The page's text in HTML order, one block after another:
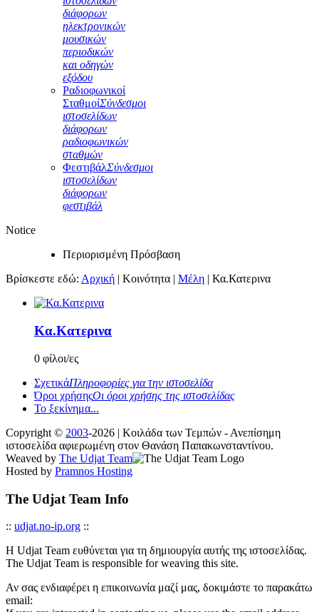
διάφορων
ηλεκτρονικών
μουσικών
περιοδικών
και οδηγών
εξόδου
Ραδιοφωνικοί
ΣταθμοίΣύνδεσμοι
ιστοσελίδων
διάφορων
ραδιοφωνικών
σταθμών
ΦεστιβάλΣύνδεσμοι
ιστοσελίδων
διάφορων
φεστιβάλ
Notice
Περιορισμένη Πρόσβαση
Βρίσκεστε εδώ: Αρχική | Κοινότητα | Μέλη | Κα.Κατερινα
Κα.Κατερινα
0 φίλοι/ες
ΣχετικάΠληροφορίες για την ιστοσελίδα
Όροι χρήσηςΟι όροι χρήσης της ιστοσελίδας
Το ξεκίνημα...
Copyright © 2003-2026 | Κοιλάδα των Τεμπών - Ανεπίσημη
ιστοσελίδα αφιερωμένη στον Θανάση Παπακωνσταντίνου.
Weaved by The Udjat Team
Hosted by Pramnos Hosting
The Udjat Team Info
:: udjat.no-ip.org ::
Η Udjat Team ευθύνεται για τη δημιουργία αυτής της ιστοσελίδας.
The Udjat Team is responsible for weaving this site.
Αν σας ενδιαφέρει η επικοινωνία μαζί μας, δοκιμάστε το παρακάτω
email: